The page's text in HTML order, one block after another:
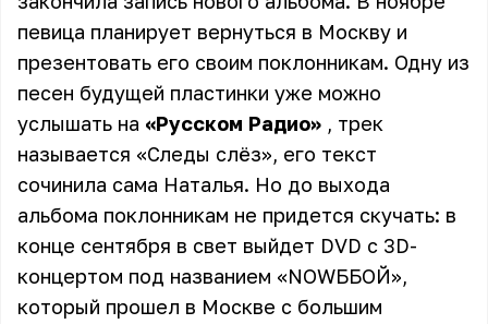
певица планирует вернуться в Москву и
презентовать его своим поклонникам. Одну из
песен будущей пластинки уже можно
услышать на «Русском Радио» , трек
называется «Следы слёз», его текст
сочинила сама Наталья. Но до выхода
альбома поклонникам не придется скучать: в
конце сентября в свет выйдет DVD с 3D-
концертом под названием «NOWББОЙ»,
который прошел в Москве с большим